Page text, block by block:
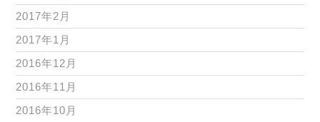
2017年2月
2017年1月
2016年12月
2016年11月
2016年10月